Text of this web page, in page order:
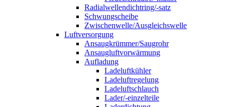
Radialwellendichtring/-satz
Schwungscheibe
Zwischenwelle/Ausgleichswelle
Luftversorgung
Ansaugkrümmer/Saugrohr
Ansaugluftvorwärmung
Aufladung
Ladeluftkühler
Ladeluftregelung
Ladeluftschlauch
Lader/-einzelteile